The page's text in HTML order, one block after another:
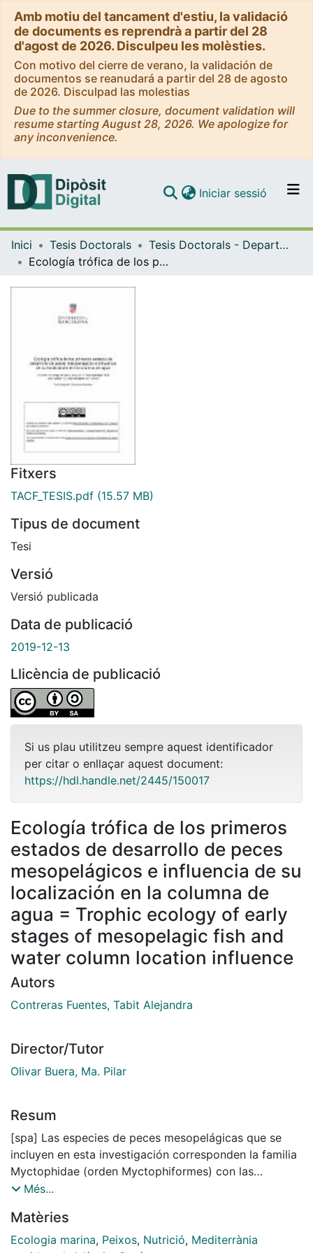
Amb motiu del tancament d'estiu, la validació
de documents es reprendrà a partir del 28
d'agost de 2026. Disculpeu les molèsties.
Con motivo del cierre de verano, la validación de
documentos se reanudará a partir del 28 de agosto
de 2026. Disculpad las molestias
Due to the summer closure, document validation will
resume starting August 28, 2026. We apologize for
any inconvenience.
Navega per tot el DD
Com publicar
Iniciar sessió (current)
Inici Tesis Doctorals
Tesis Doctorals - Departament - Biologia Evolutiva, Ecologia i Ciències Ambientals
Ecología trófica de los primeros estados de desarrollo de peces mesopelágicos e influencia de su localización en la columna de agua = Trophic ecology of early stages of mesopelagic fish and water column location influence
Fitxers
TACF_TESIS.pdf (15.57 MB)
Tipus de document
Tesi
Versió
Versió publicada
Data de publicació
2019-12-13
Llicència de publicació
Si us plau utilitzeu sempre aquest identificador
per citar o enllaçar aquest document:
https://hdl.handle.net/2445/150017
Ecología trófica de los primeros
estados de desarrollo de peces
mesopelágicos e influencia de su
localización en la columna de
agua = Trophic ecology of early
stages of mesopelagic fish and
water column location influence
Autors
Contreras Fuentes, Tabit Alejandra
Director/Tutor
Olivar Buera, Ma. Pilar
Resum
[spa] Las especies de peces mesopelágicas que se
incluyen en esta investigación corresponden la familia
Myctophidae (orden Myctophiformes) con las
especies Ceratoscopelus maderensis, Hygophum
Mediterráneo y Diaphus vanhoeffeni, Hygophum
macrochir, Myctophum affine, M. asperum, M.
Més...
Matèries
Ecologia marina, Peixos, Nutrició, Mediterrània